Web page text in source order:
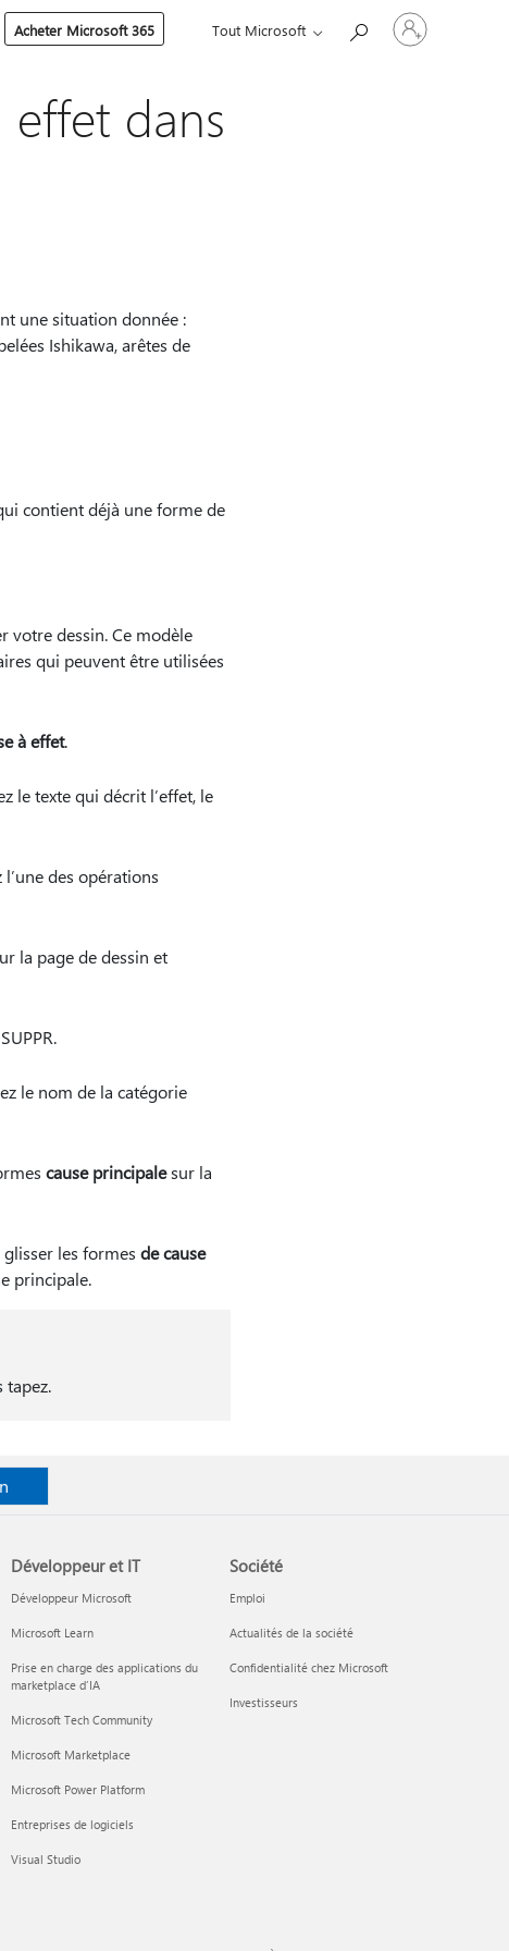
Acheter Microsoft 365 Tout Microsoft
Connectez-
vous
dans
une situation donnée :
Ishikawa, arêtes de
contient déjà une forme de
votre dessin. Ce modèle
qui peuvent être utilisées
à effet.
le texte qui décrit l’effet, le
des opérations
la page de dessin et
le nom de la catégorie
cause principalesur la
les formes de cause
principale.
tapez.
Développeur et IT
Développeur Microsoft
Microsoft Learn
Prise en charge des applications du
marketplace d’IA
Microsoft Tech Community
Microsoft Marketplace
Microsoft Power Platform
Entreprises de logiciels
Visual Studio
Société
Emploi
Actualités de la société
Confidentialité chez Microsoft
Investisseurs